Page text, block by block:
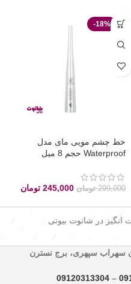
-18%
خط چشم مویی مای مدل
Waterproof حجم 8 میل
299,000 تومان 245,000 تومان
در شاتوت بیوتی
سهراب سپهری، برج نسترن
–
09120313304